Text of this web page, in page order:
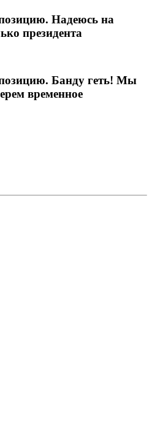
Надеюсь на
президента
Банду геть! Мы
временное